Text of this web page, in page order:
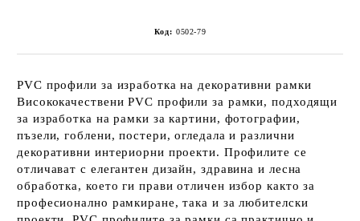
Код: 0502-79
PVC профили за изработка на декоративни рамки
Висококачествени PVC профили за рамки, подходящи
за изработка на рамки за картини, фотографии,
пъзели, гоблени, постери, огледала и различни
декоративни интериорни проекти. Профилите се
отличават с елегантен дизайн, здравина и лесна
обработка, което ги прави отличен избор както за
професионално рамкиране, така и за любителски